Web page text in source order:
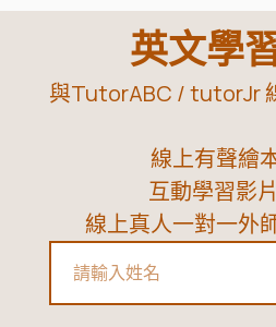
英文學
與TutorABC / tutorJr
線上有聲繪
互動學習影
線上真人一對一外